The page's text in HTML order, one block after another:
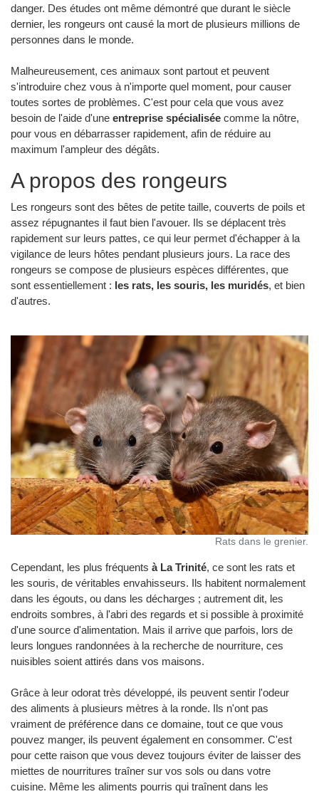
danger. Des études ont même démontré que durant le siècle
dernier, les rongeurs ont causé la mort de plusieurs millions de
personnes dans le monde.
Malheureusement, ces animaux sont partout et peuvent
s'introduire chez vous à n'importe quel moment, pour causer
toutes sortes de problèmes. C'est pour cela que vous avez
besoin de l'aide d'une entreprise spécialisée comme la nôtre,
pour vous en débarrasser rapidement, afin de réduire au
maximum l'ampleur des dégâts.
A propos des rongeurs
Les rongeurs sont des bêtes de petite taille, couverts de poils et
assez répugnantes il faut bien l'avouer. Ils se déplacent très
rapidement sur leurs pattes, ce qui leur permet d'échapper à la
vigilance de leurs hôtes pendant plusieurs jours. La race des
rongeurs se compose de plusieurs espèces différentes, que
sont essentiellement : les rats, les souris, les muridés, et bien
d'autres.
Rats dans le grenier.
Cependant, les plus fréquents à La Trinité, ce sont les rats et
les souris, de véritables envahisseurs. Ils habitent normalement
dans les égouts, ou dans les décharges ; autrement dit, les
endroits sombres, à l'abri des regards et si possible à proximité
d'une source d'alimentation. Mais il arrive que parfois, lors de
leurs longues randonnées à la recherche de nourriture, ces
nuisibles soient attirés dans vos maisons.
Grâce à leur odorat très développé, ils peuvent sentir l'odeur
des aliments à plusieurs mètres à la ronde. Ils n'ont pas
vraiment de préférence dans ce domaine, tout ce que vous
pouvez manger, ils peuvent également en consommer. C'est
pour cette raison que vous devez toujours éviter de laisser des
miettes de nourritures traîner sur vos sols ou dans votre
cuisine. Même les aliments pourris qui traînent dans les